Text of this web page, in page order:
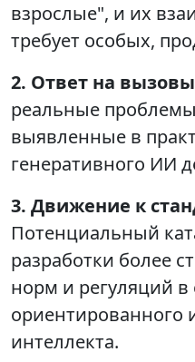
взрослые", и их
требует особых,
2. Ответ на
реальные
выявленные в
генеративного ИИ
3. Движение к
Потенциальный
разработки более
норм и регуляций в
ориентированного
интеллекта.